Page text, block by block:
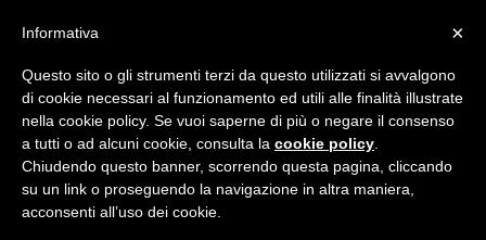
FORUM-ACCEDI
×
Informativa
Questo sito o gli strumenti terzi da questo utilizzati si avvalgono
di cookie necessari al funzionamento ed utili alle finalità illustrate
nella cookie policy. Se vuoi saperne di più o negare il consenso
a tutti o ad alcuni cookie, consulta la cookie policy
Chiudendo questo banner, scorrendo questa pagina, cliccando
su un link o proseguendo la navigazione in altra maniera,
acconsenti all’uso dei cookie.